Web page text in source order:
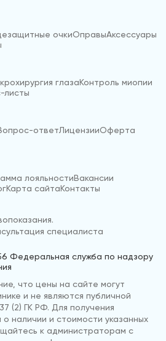
очкиОправыАксессуары
глазаКонтроль миопии
листы
ответЛицензииОферта
лояльностиВакансии
Карта сайтаКонтакты
специалиста
Федеральная служба по надзору
что цены на сайте могут
и не являются публичной
(2) ГК РФ. Для получения
наличии и стоимости указанных
к администраторам с